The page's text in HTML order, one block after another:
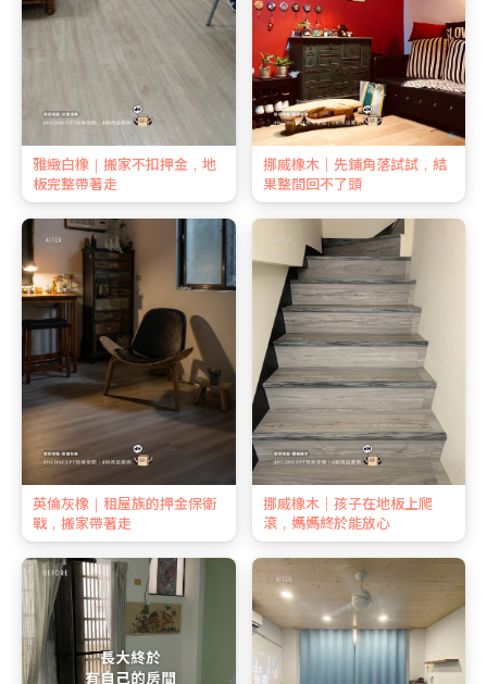
雅緻白橡｜搬家不扣押金，地
板完整帶著走
挪威橡木｜先鋪角落試試，結
果整間回不了頭
英倫灰橡｜租屋族的押金保衛
戰，搬家帶著走
挪威橡木｜孩子在地板上爬
滾，媽媽終於能放心